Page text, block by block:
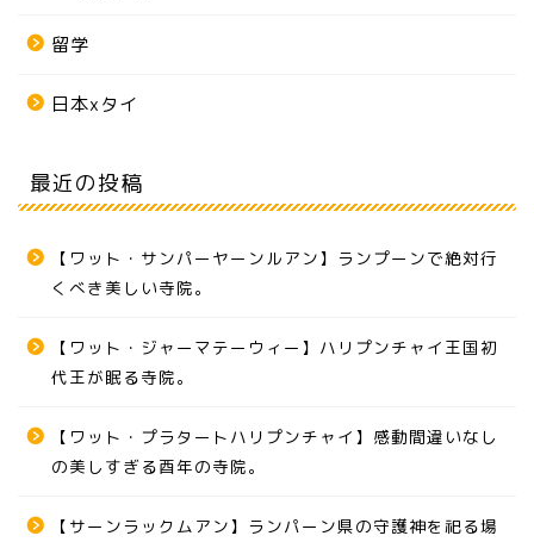
留学
日本xタイ
最近の投稿
【ワット・サンパーヤーンルアン】ランプーンで絶対行
くべき美しい寺院。
【ワット・ジャーマテーウィー】ハリプンチャイ王国初
代王が眠る寺院。
【ワット・プラタートハリプンチャイ】感動間違いなし
の美しすぎる酉年の寺院。
【サーンラックムアン】ランパーン県の守護神を祀る場